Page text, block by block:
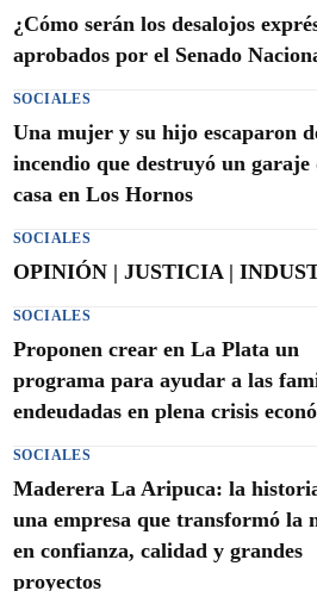
¿Cómo serán los desalojos
aprobados por el Senado
SOCIALES
Una mujer y su hijo escaparon
incendio que destruyó un garaje
casa en Los Hornos
SOCIALES
OPINIÓN | JUSTICIA |
SOCIALES
Proponen crear en La Plata un
programa para ayudar a las
endeudadas en plena crisis
SOCIALES
Maderera La Aripuca: la
una empresa que transformó la
en confianza, calidad y grandes
proyectos